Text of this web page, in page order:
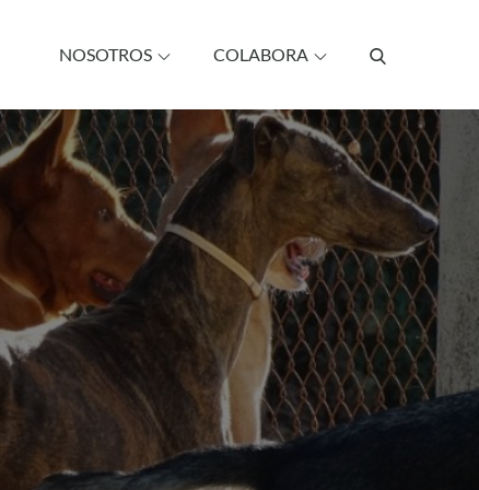
NOSOTROS COLABORA